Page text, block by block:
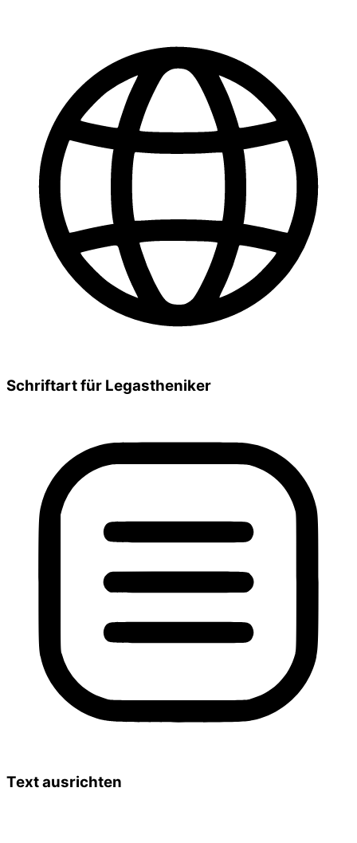
Schriftart für Legastheniker
Text ausrichten